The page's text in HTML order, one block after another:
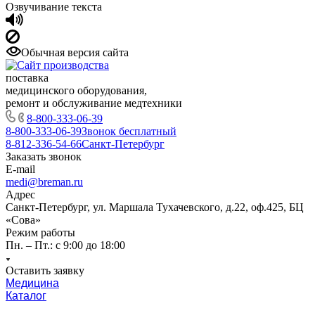
Озвучивание текста
Обычная версия сайта
поставка
медицинского оборудования,
ремонт и обслуживание медтехники
8-800-333-06-39
8-800-333-06-39Звонок бесплатный
8-812-336-54-66Санкт-Петербург
Заказать звонок
E-mail
medi@breman.ru
Адрес
Санкт-Петербург, ул. Маршала Тухачевского, д.22, оф.425, БЦ
«Сова»
Режим работы
Пн. – Пт.: с 9:00 до 18:00
Оставить заявку
Медицина
Каталог